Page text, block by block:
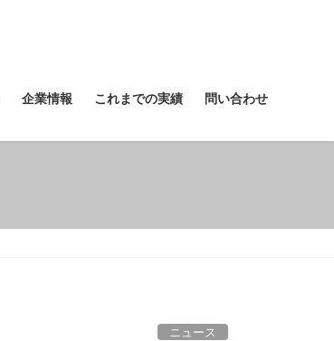
企業情報 これまでの実績 問い合わせ
ニュース